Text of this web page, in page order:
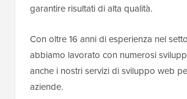
garantire risultati di alta qualità.
Con oltre 16 anni di esperienza nel
abbiamo lavorato con numerosi
anche i nostri servizi di sviluppo web
aziende.